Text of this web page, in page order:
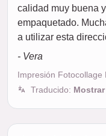
calidad muy buena
empaquetado.
a utilizar esta
- Vera
Impresión Fotocollage
Traducido: